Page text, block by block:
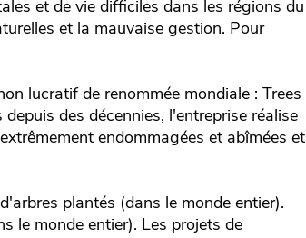
et de vie difficiles dans les régions du
et la mauvaise gestion. Pour
lucratif de renommée mondiale : Trees
des décennies, l'entreprise réalise
endommagées et abîmées et
plantés (dans le monde entier).
le monde entier). Les projets de